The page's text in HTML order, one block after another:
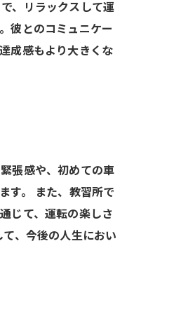
、リラックスして運
彼とのコミュニケー
成感もより大きくな
張感や、初めての車
す。 また、教習所で
じて、運転の楽しさ
、今後の人生におい